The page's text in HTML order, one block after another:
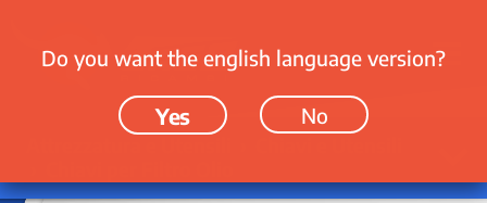
Do you want the english language version?
Yes No